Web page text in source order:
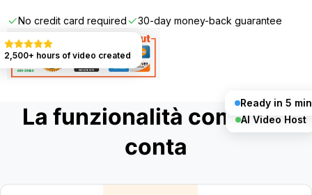
No credit card required 30-day money-back guarantee
AI Video Host
Ready in 5 min
2,500+ hours of video created
La funzionalità completa
conta